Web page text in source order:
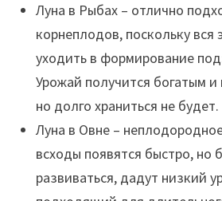
Луна в Рыбах – отлично
корнеплодов, поскольку вся
уходить в формирование
Урожай получится богатым и
но долго храниться не будет.
Луна в Овне –
всходы появятся быстро, но
развиваться, дадут низкий